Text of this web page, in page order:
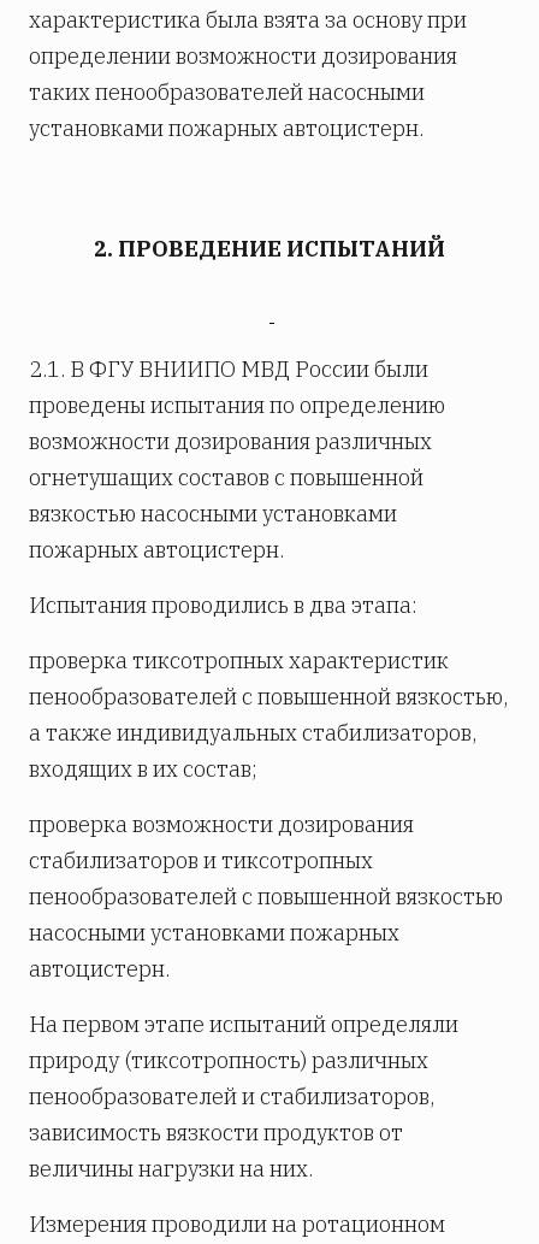
характеристика была взята за основу при
определении возможности дозирования
таких пенообразователей насосными
установками пожарных автоцистерн.
2. ПРОВЕДЕНИЕ ИСПЫТАНИЙ
2.1. В ФГУ ВНИИПО МВД России были
проведены испытания по определению
возможности дозирования различных
огнетушащих составов с повышенной
вязкостью насосными установками
пожарных автоцистерн.
Испытания проводились в два этапа:
проверка тиксотропных характеристик
пенообразователей с повышенной вязкостью,
а также индивидуальных стабилизаторов,
входящих в их состав;
проверка возможности дозирования
стабилизаторов и тиксотропных
пенообразователей с повышенной вязкостью
насосными установками пожарных
автоцистерн.
На первом этапе испытаний определяли
природу (тиксотропность) различных
пенообразователей и стабилизаторов,
зависимость вязкости продуктов от
величины нагрузки на них.
Измерения проводили на ротационном